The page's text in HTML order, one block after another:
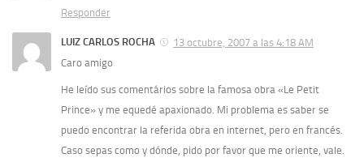
Responder
LUIZ CARLOS ROCHA
13 octubre, 2007 a las 4:18 AM
Caro amigo
He leído sus comentários sobre la famosa obra «Le Petit
Prince» y me equedé apaxionado. Mi problema es saber se
puedo encontrar la referida obra en internet, pero en francés.
Caso sepas como y dónde, pido por favor que me oriente, vale.